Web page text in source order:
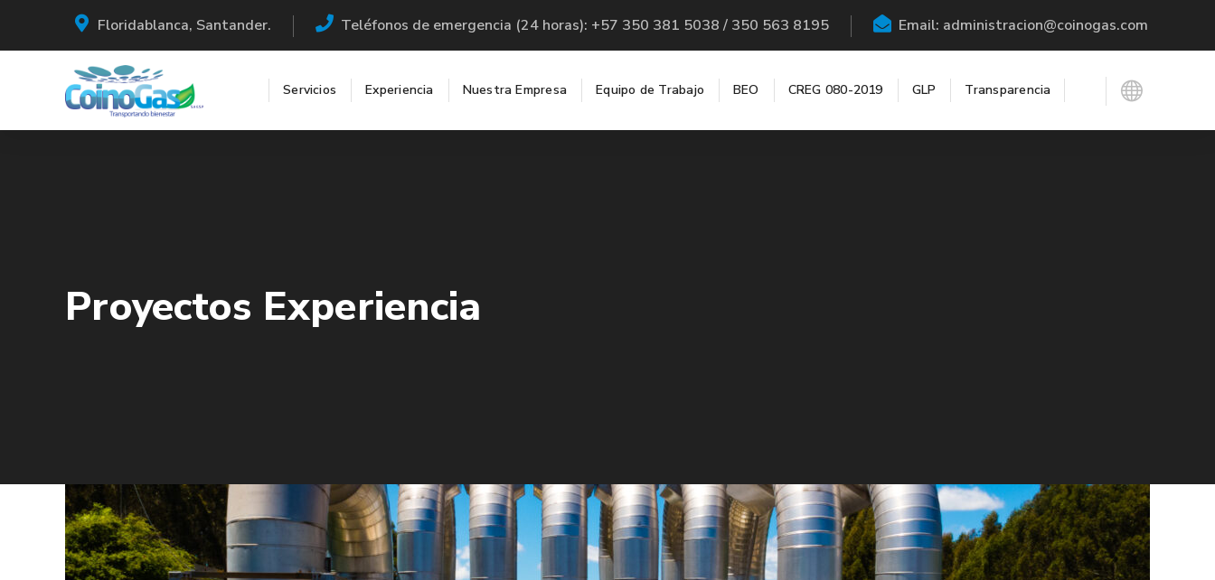
Floridablanca, Santander. Teléfonos de emergencia (24 horas): +57 350 381 5038 / 350 563 8195 Email: administracion@coinogas.com
Servicios Experiencia Nuestra Empresa Equipo de Trabajo BEO CREG 080-2019 GLP Transparencia
Proyectos Experiencia